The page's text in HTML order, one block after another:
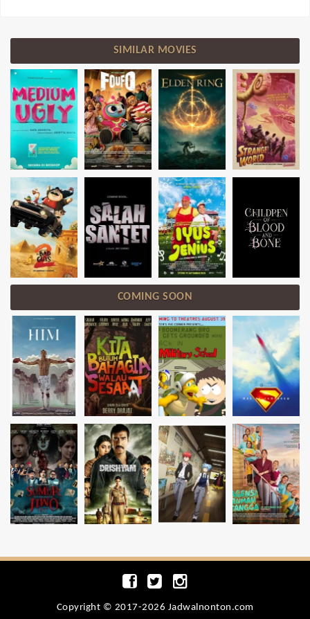
SIMILAR MOVIES
COMING SOON
Copyright © 2017-2026 Jadwalnonton.com